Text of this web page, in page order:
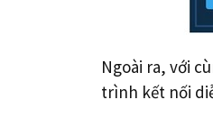
Ngoài ra, với
trình kết nối